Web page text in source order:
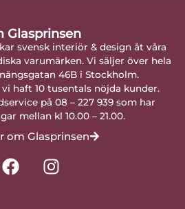
Glasprinsen
svensk interiör & design åt våra
varumärken. Vi säljer över hela
46B i Stockholm.
vi haft 10 tusentals nöjda kunder.
på 08 – 227 939 som har
mellan kl 10.00 – 21.00.
om Glasprinsen
F
a
I
n